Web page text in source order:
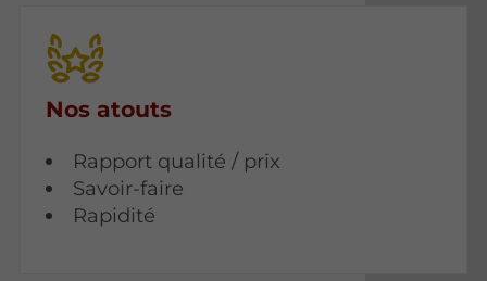
Nos atouts
Rapport qualité / prix
Savoir-faire
Rapidité